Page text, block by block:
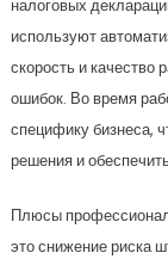
налоговых
используют
скорость и качество
ошибок. Во время
специфику бизнеса,
решения и
Плюсы
это снижение риска